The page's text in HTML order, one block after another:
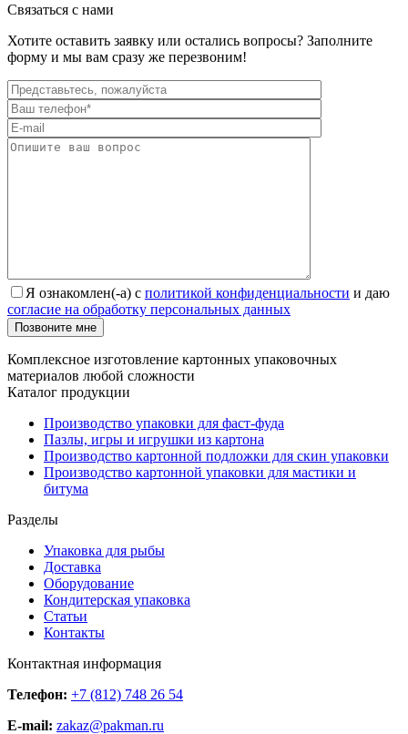
Связаться с нами
Хотите оставить заявку или остались вопросы? Заполните
форму и мы вам сразу же перезвоним!
Я ознакомлен(-а) с политикой конфиденциальности и даю
согласие на обработку персональных данных
Позвоните мне
Комплексное изготовление картонных упаковочных
материалов любой сложности
Каталог продукции
Производство упаковки для фаст-фуда
Пазлы, игры и игрушки из картона
Производство картонной подложки для скин упаковки
Производство картонной упаковки для мастики и
битума
Разделы
Упаковка для рыбы
Доставка
Оборудование
Кондитерская упаковка
Статьи
Контакты
Контактная информация
Телефон: +7 (812) 748 26 54
E-mail: zakaz@pakman.ru